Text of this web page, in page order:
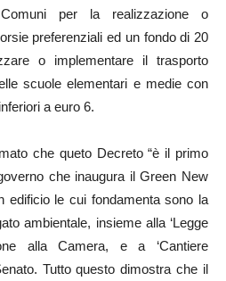
per la realizzazione o
preferenziali ed un fondo di 20
o implementare il trasporto
scuole elementari e medie con
a euro 6.
che queto Decreto “è il primo
che inaugura il Green New
edificio le cui fondamenta sono la
ambientale, insieme alla ‘Legge
alla Camera, e a ‘Cantiere
Tutto questo dimostra che il